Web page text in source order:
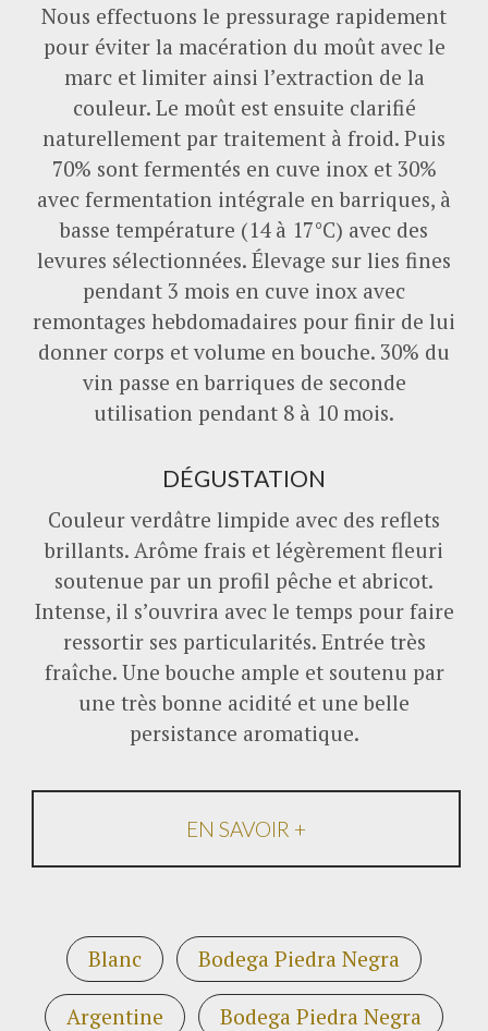
Nous effectuons le pressurage rapidement
pour éviter la macération du moût avec le
marc et limiter ainsi l’extraction de la
couleur. Le moût est ensuite clarifié
naturellement par traitement à froid. Puis
70% sont fermentés en cuve inox et 30%
avec fermentation intégrale en barriques, à
basse température (14 à 17°C) avec des
levures sélectionnées. Élevage sur lies fines
pendant 3 mois en cuve inox avec
remontages hebdomadaires pour finir de lui
donner corps et volume en bouche. 30% du
vin passe en barriques de seconde
utilisation pendant 8 à 10 mois.
DÉGUSTATION
Couleur verdâtre limpide avec des reflets
brillants. Arôme frais et légèrement fleuri
soutenue par un profil pêche et abricot.
Intense, il s’ouvrira avec le temps pour faire
ressortir ses particularités. Entrée très
fraîche. Une bouche ample et soutenu par
une très bonne acidité et une belle
persistance aromatique.
EN SAVOIR +
Blanc Bodega Piedra Negra
Argentine Bodega Piedra Negra